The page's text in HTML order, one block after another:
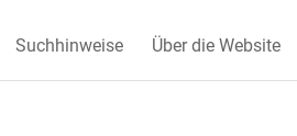
Suchhinweise Über die Website